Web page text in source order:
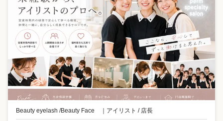
Beauty eyelash /Beauty Face ｜ アイリスト / 店長